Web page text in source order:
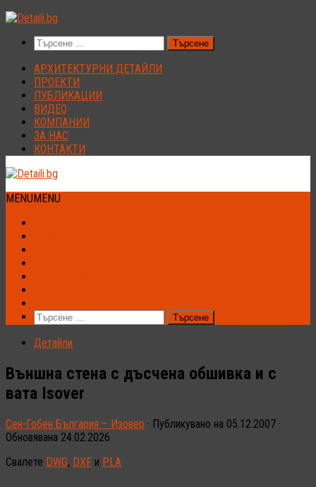
Към
Търсене
за:
АРХИТЕКТУРНИ ДЕТАЙЛИ
ПРОЕКТИ
ПУБЛИКАЦИИ
ВИДЕО
КОМПАНИИ
ЗА НАС
КОНТАКТИ
MENUMENU
Търсене
за:
Детайли
Външна стена с дъсчена обшивка и с
вата Isover
Сен-Гобен България – Изовер · Публикувано на 05.12.2007 ·
Обновявана 24.02.2026
Свалете DWG, DXF и PLA